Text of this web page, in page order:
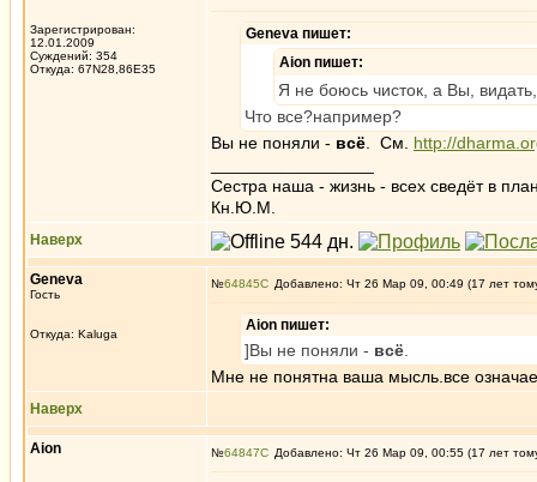
Зарегистрирован:
12.01.2009
Суждений: 354
Откуда: 67N28,86E35
Geneva пишет:
Aion пишет:
Я не боюсь чисток, а Вы,
Что все?например?
Вы не поняли - всё . См. http://
Сестра наша - жизнь - всех сведёт в
Кн.Ю.М.
Наверх
Geneva
Гость
Откуда: Kaluga
№64845 Добавлено: Чт 26 Мар 09, 00:49 (17 лет
Aion пишет:
]Вы не поняли - всё
Мне не понятна ваша мысль.все
Наверх
Aion №64847 Добавлено: Чт 26 Мар 09, 00:55 (17 лет